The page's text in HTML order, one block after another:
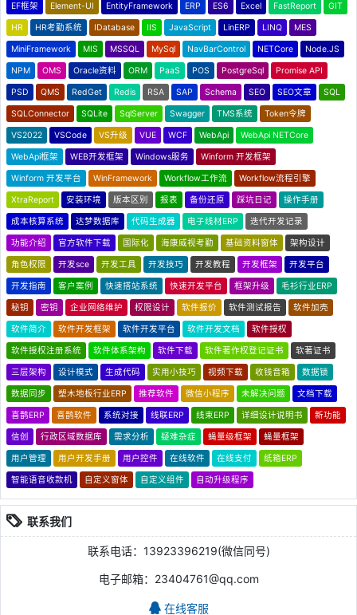
EF框架 Element-UI EntityFramework ERP ES6 Excel FastReport GIT
HR HR考勤系统 IDatabase IIS JavaScript LinERP LINQ MES
MiniFramework MIS MSSQL MySql NavBarControl NETCore Node.JS
NPM OMS Oracle资料 ORM PaaS POS PostgreSql Promise API
PSD QMS RedGet Redis RSA SAP Schema SEO SEO文章 SQL
SQLConnector SQLite SqlServer Swagger TMS系统 Token令牌
VS2022 VSCode VS升级 VUE WCF WebApi WebApi NETCore
WebApi框架 WEB开发框架 Windows服务 Winform 开发框架
Winform 开发平台 WinFramework Workflow工作流 Workflow流程引擎
XtraReport 安装环境 版本区别 报表 备份还原 踩坑日记 操作手册
成本核算系统 达梦数据库 代码生成器 电子线材ERP 迭代开发记录
功能介绍 官方软件下载 国际化 海康威视考勤 基础资料窗体 架构设计
角色权限 开发sce 开发工具 开发技巧 开发教程 开发框架 开发平台
开发指南 客户案例 快速搭站系统 快速开发平台 框架升级 毛衫行业ERP
秘钥 密钥 企业网络维护 权限设计 软件报价 软件测试报告 软件加壳
软件简介 软件开发框架 软件开发平台 软件开发文档 软件授权
软件授权注册系统 软件体系架构 软件下载 软件著作权登记证书 软著证书
三层架构 设计模式 生成代码 实用小技巧 视频下载 收钱音箱 数据锁
数据同步 塑木地板行业ERP 推荐软件 微信小程序 未解决问题 文档下载
喜鹊ERP 喜鹊软件 系统对接 线联ERP 线束ERP 详细设计说明书 新功能
信创 行政区域数据库 需求分析 疑难杂症 蝇量级框架 蝇量框架
用户管理 用户开发手册 用户控件 在线软件 在线支付 纸箱ERP
智能语音收款机 自定义窗体 自定义组件 自动升级程序
联系我们
联系电话：13923396219(微信同号)
电子邮箱：23404761@qq.com
在线客服